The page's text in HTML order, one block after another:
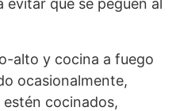
alto y cocina a fuego
ocasionalmente,
cocinados,